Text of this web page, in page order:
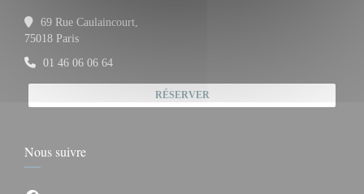
69 Rue Caulaincourt,
75018 Paris((ouvre une nouvelle fenêtre))
01 46 06 06 64
RÉSERVER
Nous suivre